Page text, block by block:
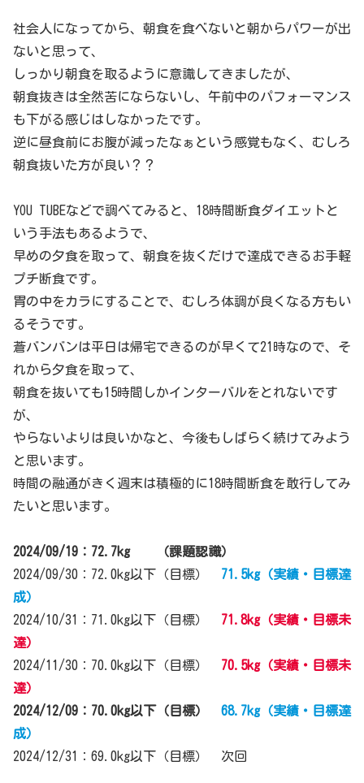
社会人になってから、朝食を食べないと朝からパワーが出
ないと思って、
しっかり朝食を取るように意識してきましたが、
朝食抜きは全然苦にならないし、午前中のパフォーマンス
も下がる感じはしなかったです。
逆に昼食前にお腹が減ったなぁという感覚もなく、むしろ
朝食抜いた方が良い？？
YOU TUBEなどで調べてみると、18時間断食ダイエットと
いう手法もあるようで、
早めの夕食を取って、朝食を抜くだけで達成できるお手軽
プチ断食です。
胃の中をカラにすることで、むしろ体調が良くなる方もい
るそうです。
蒼バンバンは平日は帰宅できるのが早くて21時なので、そ
れから夕食を取って、
朝食を抜いても15時間しかインターバルをとれないです
が、
やらないよりは良いかなと、今後もしばらく続けてみよう
と思います。
時間の融通がきく週末は積極的に18時間断食を敢行してみ
たいと思います。
2024/09/19：72.7kg （課題認識）
2024/09/30：72.0kg以下（目標） 71.5kg（実績・目標達
成）
2024/10/31：71.0kg以下（目標） 71.8kg（実績・目標未
達）
2024/11/30：70.0kg以下（目標） 70.5kg（実績・目標未
達）
2024/12/09：70.0kg以下（目標） 68.7kg（実績・目標達
成）
2024/12/31：69.0kg以下（目標） 次回